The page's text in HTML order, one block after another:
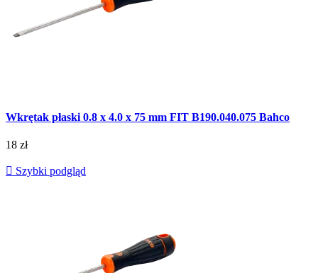
Wkrętak płaski 0.8 x 4.0 x 75 mm FIT B190.040.075 Bahco
18 zł
 Szybki podgląd